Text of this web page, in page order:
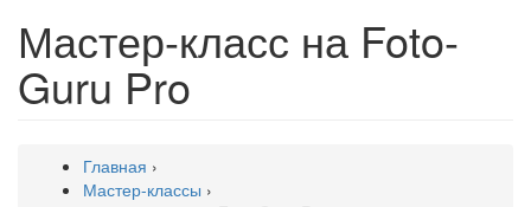
Мастер-класс на Foto-
Guru Pro
Главная ›
Мастер-классы ›